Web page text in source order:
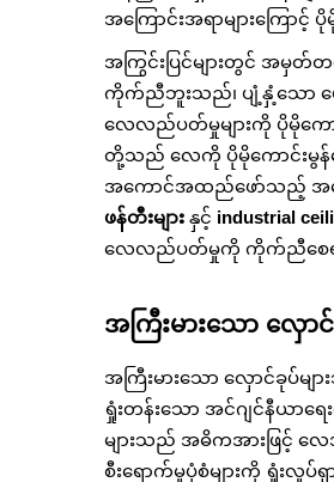
အကြောင်းအရာများကြောင့်
အကြွင်းပြင်များတွင် အမှတ်တ
ကိုက်ညီဘူးသည်၊ ပျံ့နှံ့သော ပျ
လေလည်ပတ်မှုများကို ပိုမိုကေ
တို့သည် လေကို ပိုမိုကောင်းမွန်
အကောင်အထည်ဖော်သည့် အခြ
ဖန်တီးများ နှင့် industrial
လေလည်ပတ်မှုကို ကိုက်ညီစေရ
အကြီးမားသော လှေ
အကြီးမားသော လှောင်ခုပ်မ
ရှုံးတန်းသော အင်ဂျင်နီယာရ
များသည် အဓိကအားဖြင့် လ
စီးရောက်မှုပုံစံများကို ရှုံးလှုပ်